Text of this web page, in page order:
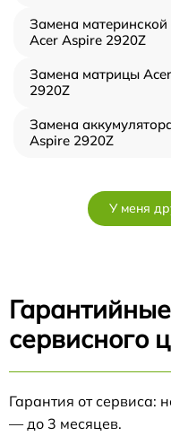
Замена
Acer Aspire 2920Z
Замена матрицы
2920Z
Замена
Aspire 2920Z
У меня
сервисного
Гарантия от сервиса:
— до 3 месяцев.